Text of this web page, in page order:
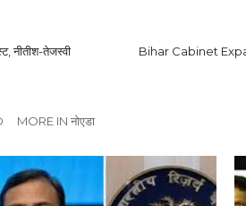
नीतीश-तेजस्वी
Bihar Cabinet
MORE IN नोएडा